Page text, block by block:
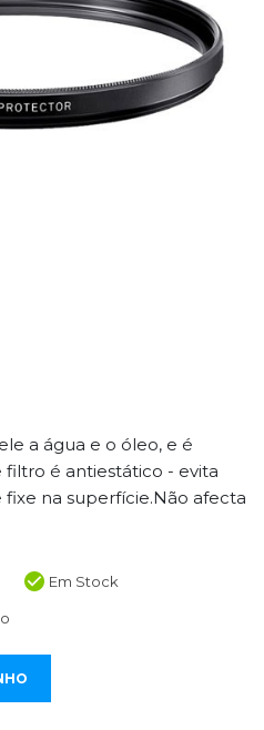
a água e o óleo, e é
filtro é antiestático - evita
na superfície.Não afecta
Em Stock